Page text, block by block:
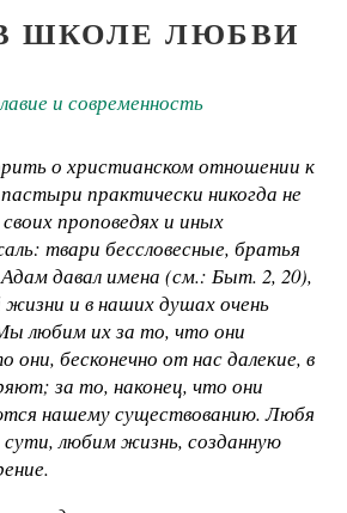
ШКОЛЕ ЛЮБВИ
и современность
о христианском отношении к
практически никогда не
проповедях и иных
твари бессловесные, братья
давал имена (см.: Быт. 2, 20),
и в наших душах очень
любим их за то, что они
они, бесконечно от нас далекие, в
за то, наконец, что они
нашему существованию. Любя
любим жизнь, созданную